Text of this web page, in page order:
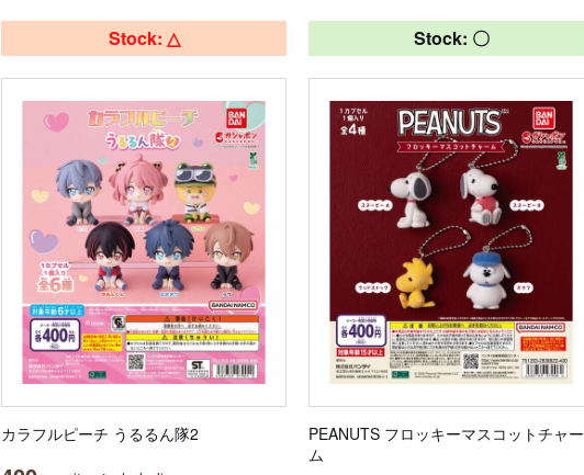
Stock: △
カラフルピーチ うるるん隊2
Stock: 〇
PEANUTS フロッキーマスコットチャー
ム